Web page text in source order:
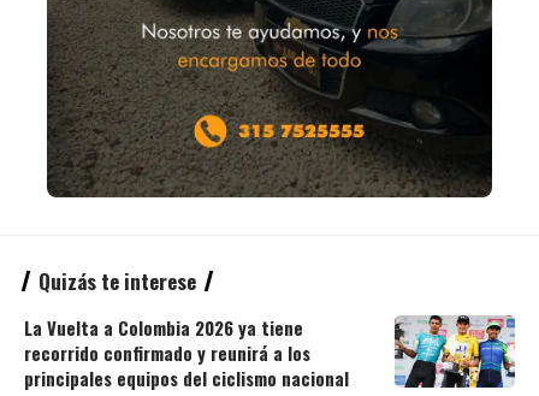
Quizás te interese
La Vuelta a Colombia 2026 ya tiene
recorrido confirmado y reunirá a los
principales equipos del ciclismo nacional